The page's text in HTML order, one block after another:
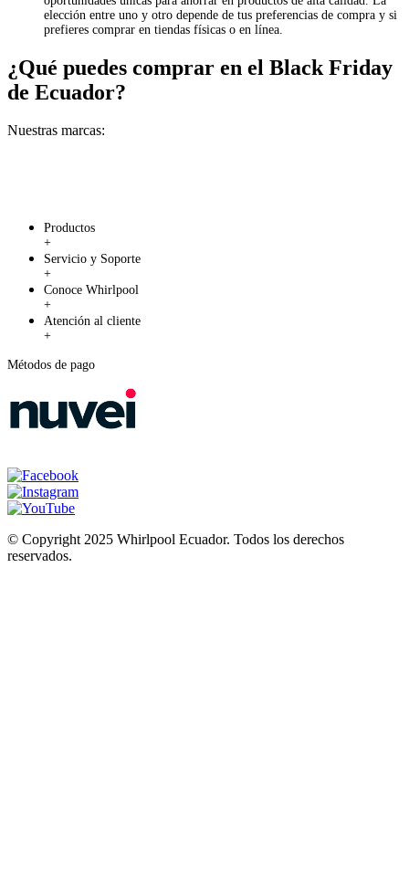
elección entre uno y otro depende de tus preferencias de compra y si
prefieres comprar en tiendas físicas o en línea.
¿Qué puedes comprar en el Black Friday
de Ecuador?
Nuestras marcas:
Productos
+
Servicio y Soporte
+
Conoce Whirlpool
+
Atención al cliente
+
Métodos de pago
© Copyright 2025 Whirlpool Ecuador. Todos los derechos
reservados.